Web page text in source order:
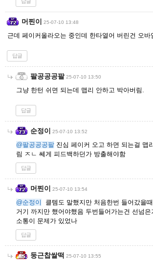
머찐이 25-07-10 13:48
근데 페이커올라오는 중인데 한타열어 버린건 오바
답글
팔공공공팔 25-07-10 13:50
그냥 한턴 쉬면 되는데 맵리 안하고 박아버림.
답글
순정이 25-07-10 13:52
@팔공공공팔 진심 페이커 오고 하면 되는걸 맵
림 ㅈㄴ 쎄게 피드백하던가 방출해야함
답글
머찐이 25-07-10 13:54
@순정이
클템도 말했지만 처음한번 들어갔을때
거기 까지만 했어야했음 두번들어가는건 선넘은
소통이 문제가 있었나
답글
둥근찹쌀떡 25-07-10 13:55